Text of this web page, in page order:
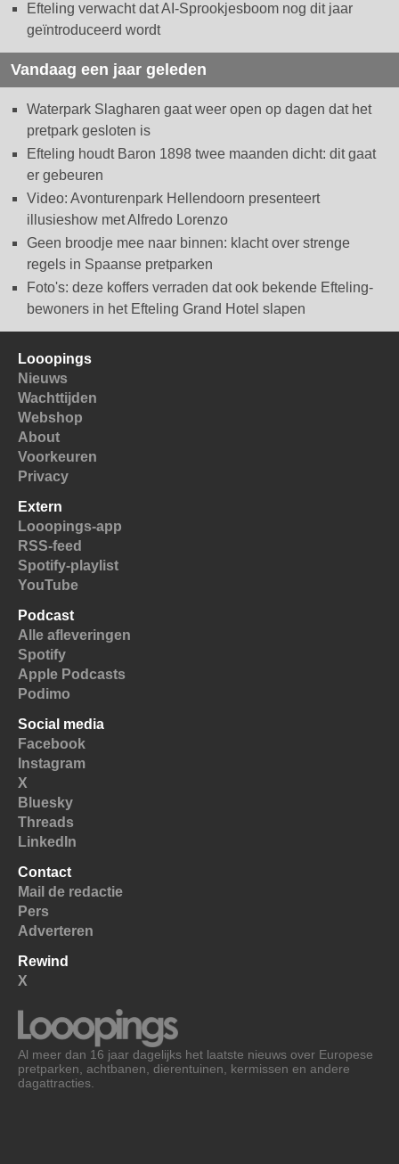
Efteling verwacht dat AI-Sprookjesboom nog dit jaar
geïntroduceerd wordt
Vandaag een jaar geleden
Waterpark Slagharen gaat weer open op dagen dat het
pretpark gesloten is
Efteling houdt Baron 1898 twee maanden dicht: dit gaat
er gebeuren
Video: Avonturenpark Hellendoorn presenteert
illusieshow met Alfredo Lorenzo
Geen broodje mee naar binnen: klacht over strenge
regels in Spaanse pretparken
Foto's: deze koffers verraden dat ook bekende Efteling-
bewoners in het Efteling Grand Hotel slapen
Looopings
Nieuws
Wachttijden
Webshop
About
Voorkeuren
Privacy
Extern
Looopings-app
RSS-feed
Spotify-playlist
YouTube
Podcast
Alle afleveringen
Spotify
Apple Podcasts
Podimo
Social media
Facebook
Instagram
X
Bluesky
Threads
LinkedIn
Contact
Mail de redactie
Pers
Adverteren
Rewind
X
Al meer dan 16 jaar dagelijks het laatste nieuws over Europese
pretparken, achtbanen, dierentuinen, kermissen en andere
dagattracties.